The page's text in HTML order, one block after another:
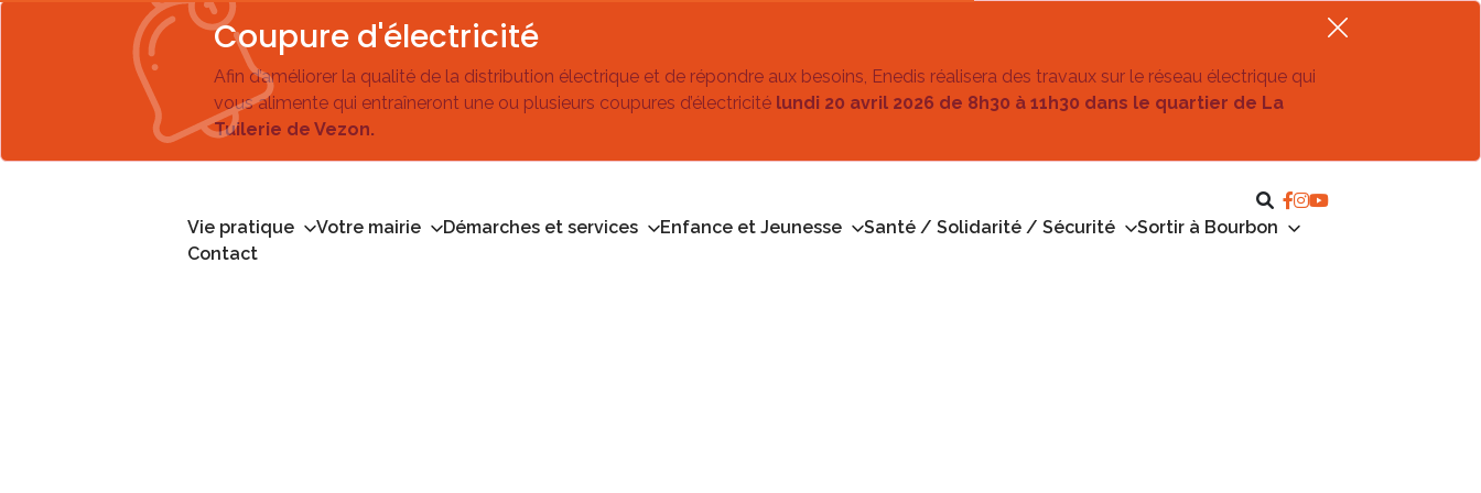
Coupure d'électricité
Afin d’améliorer la qualité de la distribution électrique et de répondre aux besoins, Enedis réalisera des travaux sur le réseau électrique qui
vous alimente qui entraîneront une ou plusieurs coupures d’électricité lundi 20 avril 2026 de 8h30 à 11h30 dans le quartier de La
Tuilerie de Vezon.
Vie pratique Votre mairie Démarches et services Enfance et Jeunesse Santé / Solidarité / Sécurité
Sortir à Bourbon
Contact